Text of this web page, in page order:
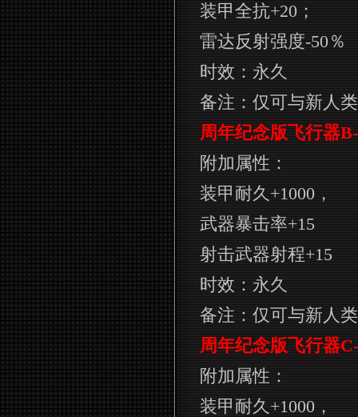
装甲全抗+20；
雷达反射强度-50％
时效：永久
备注：仅可与新人
周年纪念版飞行器B-
附加属性：
装甲耐久+1000，
武器暴击率+15
射击武器射程+15
时效：永久
备注：仅可与新人
周年纪念版飞行器C-
附加属性：
装甲耐久+1000，